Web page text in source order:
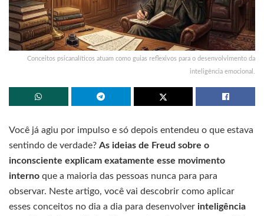
Conceitos psicanalíticos atuam como guias reflexivos para o desenvolvimento da
inteligência emocional.
Você já agiu por impulso e só depois entendeu o que estava
sentindo de verdade? As ideias de Freud sobre o
inconsciente explicam exatamente esse movimento
interno que a maioria das pessoas nunca para para
observar. Neste artigo, você vai descobrir como aplicar
esses conceitos no dia a dia para desenvolver inteligência